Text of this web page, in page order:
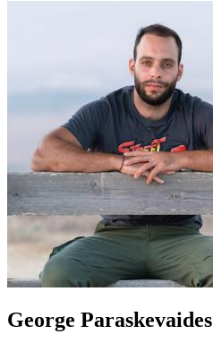
George Paraskevaides